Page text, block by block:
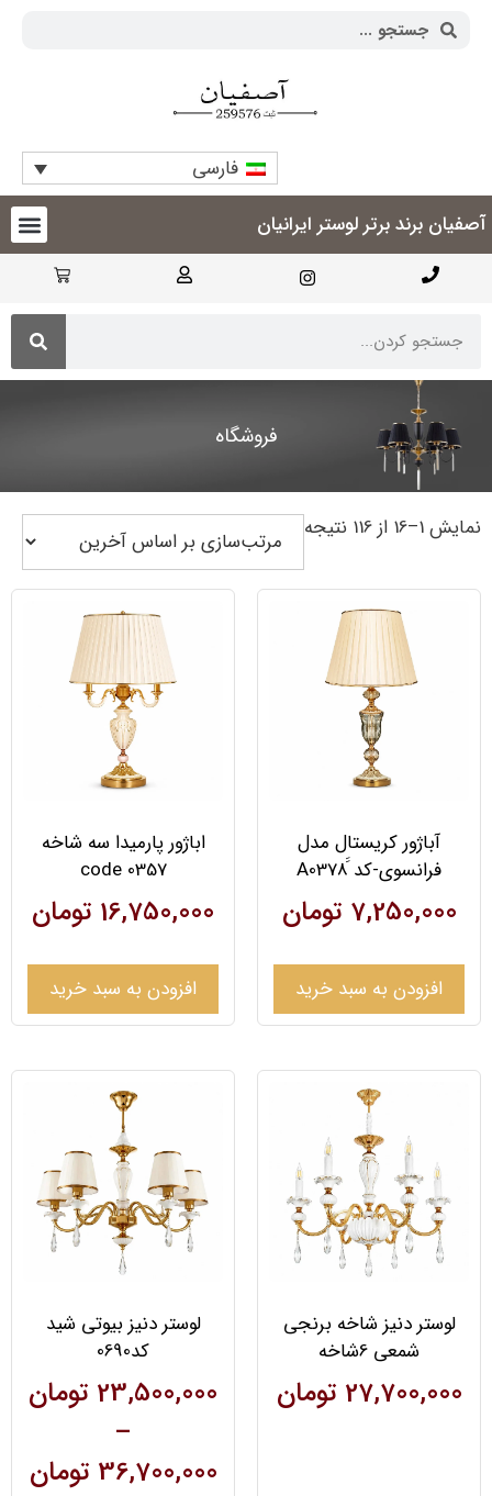
فارسی
آصفیان برند برتر لوستر ایرانیان
فروشگاه
نمایش 1–16 از 116 نتیجه
آباژور کریستال مدل
فرانسوی-کد ََA0378
7,250,000 تومان
افزودن به سبد خرید
اباژور پارمیدا سه شاخه
code 0357
16,750,000 تومان
افزودن به سبد خرید
لوستر دنیز شاخه برنجی
شمعی 6شاخه
27,700,000 تومان
لوستر دنیز بیوتی شید
کد0690
23,500,000 تومان
–
36,700,000 تومان